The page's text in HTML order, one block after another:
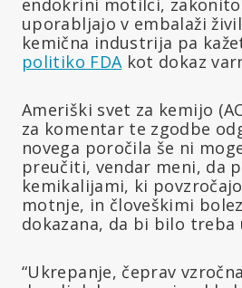
endokrini motilci,
uporabljajo v embalaži
kemična industrija pa
politiko FDAkot dokaz
Ameriški svet za kemijo
za komentar te zgodbe
novega poročila še ni
preučiti, vendar meni, da
kemikalijami, ki
motnje, in človeškimi
dokazana, da bi bilo treba
“Ukrepanje, čeprav